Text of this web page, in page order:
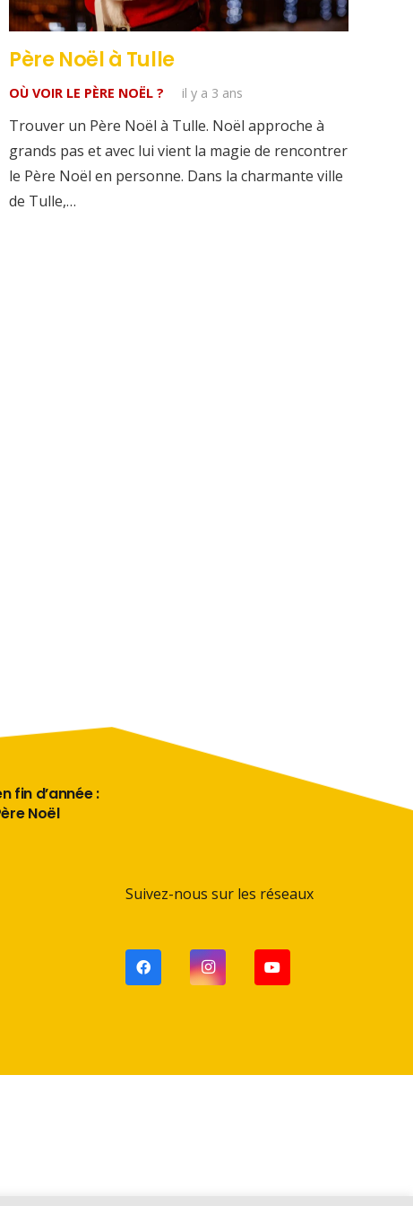
Père Noël à Tulle
OÙ VOIR LE PÈRE NOËL ? il y a 3 ans
Trouver un Père Noël à Tulle. Noël approche à
grands pas et avec lui vient la magie de rencontrer
le Père Noël en personne. Dans la charmante ville
de Tulle,…
fin d’année :
Noël
Suivez-nous sur les réseaux